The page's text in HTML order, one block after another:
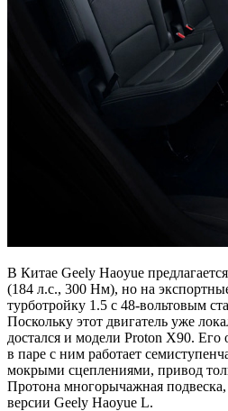
В Китае Geely Haoyue
(184 л.с., 300 Нм), но на
турботройку 1.5 с 48-вольтовым
Поскольку этот двигатель уже
достался и модели Proton X90.
в паре с ним работает
мокрыми сцеплениями, привод
Протона многорычажная подвеска,
версии Geely Haoyue L.